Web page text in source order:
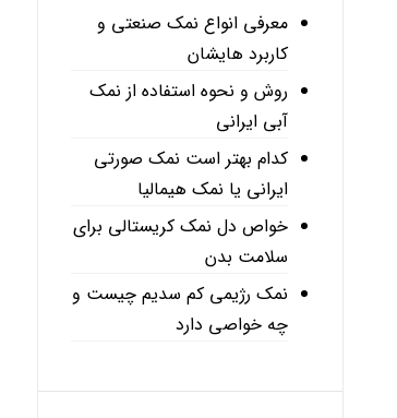
معرفی انواع نمک صنعتی و
کاربرد هایشان
روش و نحوه استفاده از نمک
آبی ایرانی
کدام بهتر است نمک صورتی
ایرانی یا نمک هیمالیا
خواص دل نمک کریستالی برای
سلامت بدن
نمک رژیمی کم سدیم چیست و
چه خواصی دارد